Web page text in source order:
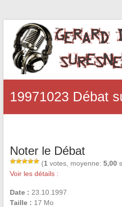
19971023 Débat
Noter le Débat
(1 votes, moyenne: 5,00
Voir les détails :
Date : 23.10.1997
Taille : 17 Mo